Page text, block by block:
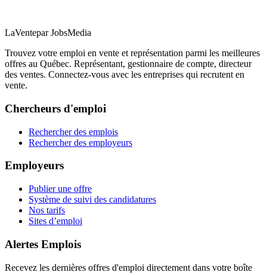
LaVentepar JobsMedia
Trouvez votre emploi en vente et représentation parmi les meilleures
offres au Québec. Représentant, gestionnaire de compte, directeur
des ventes. Connectez-vous avec les entreprises qui recrutent en
vente.
Chercheurs d'emploi
Rechercher des emplois
Rechercher des employeurs
Employeurs
Publier une offre
Système de suivi des candidatures
Nos tarifs
Sites d’emploi
Alertes Emplois
Recevez les dernières offres d'emploi directement dans votre boîte